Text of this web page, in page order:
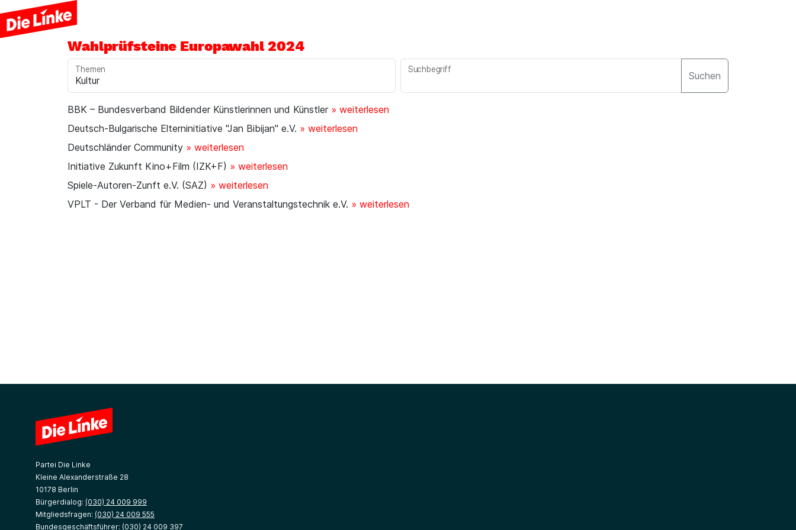
Wahlprüfsteine Europawahl 2024
Themen Suchbegriff
Suchen
BBK – Bundesverband Bildender Künstlerinnen und Künstler » weiterlesen
Deutsch-Bulgarische Elterninitiative "Jan Bibijan" e.V. » weiterlesen
Deutschländer Community » weiterlesen
Initiative Zukunft Kino+Film (IZK+F) » weiterlesen
Spiele-Autoren-Zunft e.V. (SAZ) » weiterlesen
VPLT - Der Verband für Medien- und Veranstaltungstechnik e.V. » weiterlesen
Partei Die Linke
Kleine Alexanderstraße 28
10178 Berlin
Bürgerdialog: (030) 24 009 999
Mitgliedsfragen: (030) 24 009 555
Bundesgeschäftsführer: (030) 24 009 397